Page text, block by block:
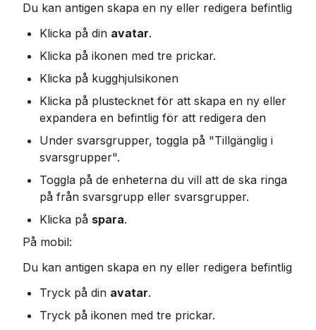
Du kan antigen skapa en ny eller redigera befintlig
Klicka på din avatar.
Klicka på ikonen med tre prickar.
Klicka på kugghjulsikonen
Klicka på plustecknet för att skapa en ny eller
expandera en befintlig för att redigera den
Under svarsgrupper, toggla på "Tillgänglig i
svarsgrupper".
Toggla på de enheterna du vill att de ska ringa
på från svarsgrupp eller svarsgrupper.
Klicka på spara.
På mobil:
Du kan antigen skapa en ny eller redigera befintlig
Tryck på din avatar.
Tryck på ikonen med tre prickar.